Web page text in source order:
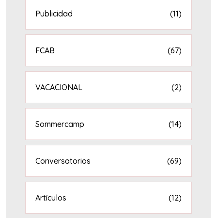
Publicidad (11)
FCAB (67)
VACACIONAL (2)
Sommercamp (14)
Conversatorios (69)
Artículos (12)